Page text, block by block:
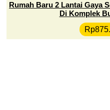
Rumah Baru 2 Lantai Gaya
Di Komplek
Rp